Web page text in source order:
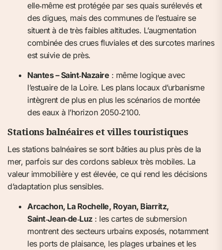
elle‑même est protégée par ses quais surélevés et
des digues, mais des communes de l’estuaire se
situent à de très faibles altitudes. L’augmentation
combinée des crues fluviales et des surcotes marines
est suivie de près.
Nantes – Saint‑Nazaire : même logique avec
l’estuaire de la Loire. Les plans locaux d’urbanisme
intègrent de plus en plus les scénarios de montée
des eaux à l’horizon 2050‑2100.
Stations balnéaires et villes touristiques
Les stations balnéaires se sont bâties au plus près de la
mer, parfois sur des cordons sableux très mobiles. La
valeur immobilière y est élevée, ce qui rend les décisions
d’adaptation plus sensibles.
Arcachon, La Rochelle, Royan, Biarritz,
Saint‑Jean‑de‑Luz: les cartes de submersion
montrent des secteurs urbains exposés, notamment
les ports de plaisance, les plages urbaines et les